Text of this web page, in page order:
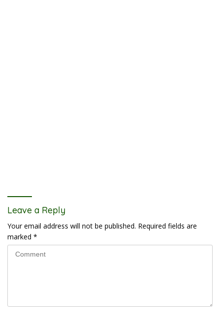
Leave a Reply
Your email address will not be published. Required fields are
marked *